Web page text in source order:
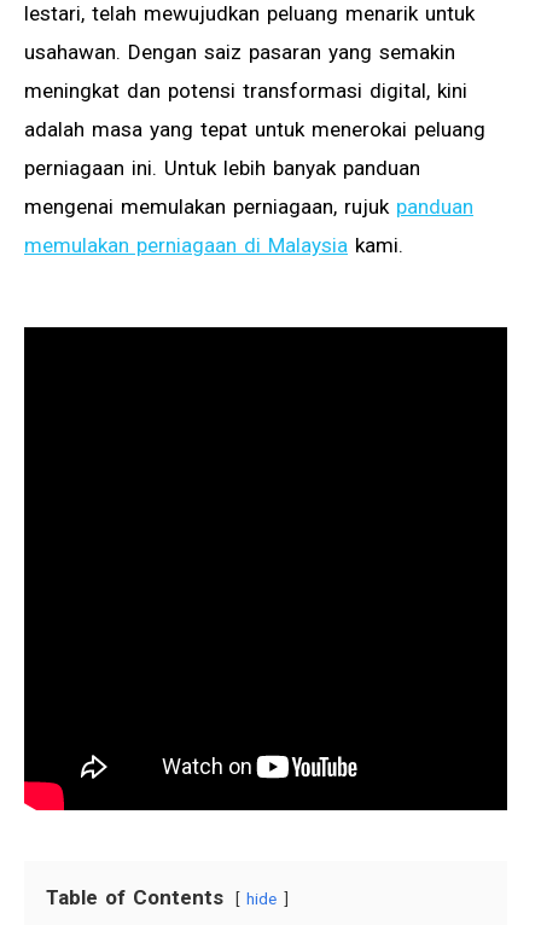
lestari, telah mewujudkan peluang menarik untuk
usahawan. Dengan saiz pasaran yang semakin
meningkat dan potensi transformasi digital, kini
adalah masa yang tepat untuk menerokai peluang
perniagaan ini. Untuk lebih banyak panduan
mengenai memulakan perniagaan, rujuk panduan
memulakan perniagaan di Malaysia kami.
Table of Contents hide